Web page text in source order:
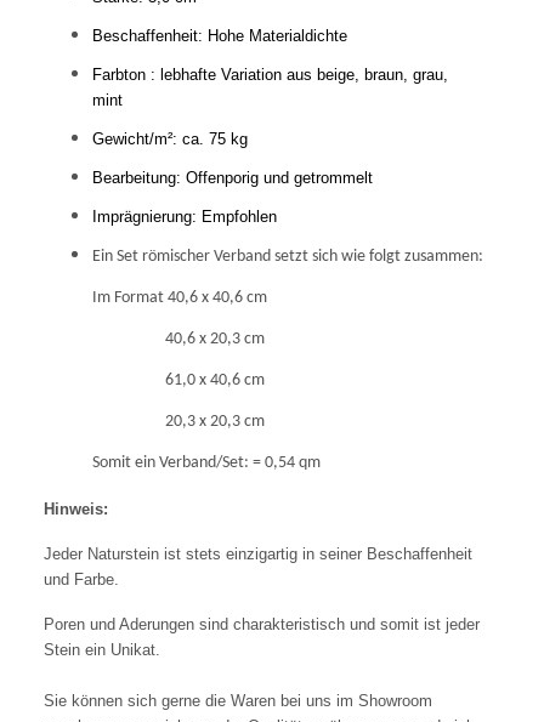
Beschaffenheit: Hohe Materialdichte
Farbton : lebhafte Variation aus beige, braun, grau,
mint
Gewicht/m²: ca. 75 kg
Bearbeitung: Offenporig und getrommelt
Imprägnierung: Empfohlen
Ein Set römischer Verband setzt sich wie folgt zusammen:
Im Format 40,6 x 40,6 cm
40,6 x 20,3 cm
61,0 x 40,6 cm
20,3 x 20,3 cm
Somit ein Verband/Set: = 0,54 qm
Hinweis:
Jeder Naturstein ist stets einzigartig in seiner Beschaffenheit
und Farbe.
Poren und Aderungen sind charakteristisch und somit ist jeder
Stein ein Unikat.
Sie können sich gerne die Waren bei uns im Showroom